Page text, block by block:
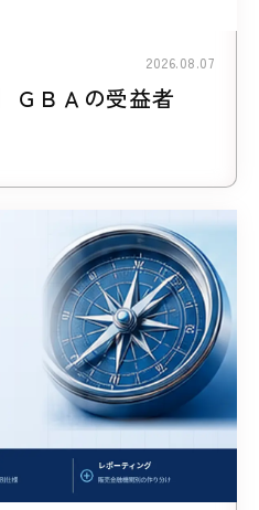
2026.08.07
ＧＢＡの受益者